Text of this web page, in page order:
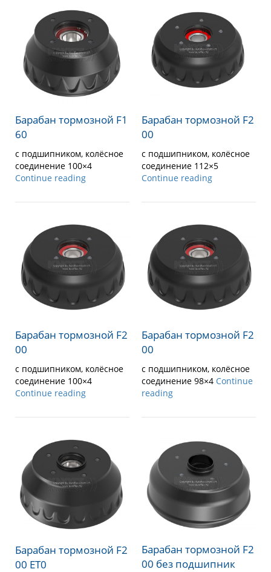
Барабан тормозной F1
60
с подшипником, колёсное
соединение 100×4
Continue reading
Барабан тормозной F2
00
с подшипником, колёсное
соединение 112×5
Continue reading
Барабан тормозной F2
00
с подшипником, колёсное
соединение 100×4
Continue reading
Барабан тормозной F2
00
с подшипником, колёсное
соединение 98×4 Continue
reading
Барабан тормозной F2
00 ET0
Барабан тормозной F2
00 без подшипник